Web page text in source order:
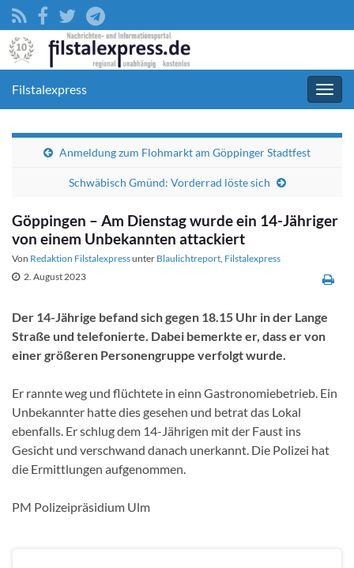
Filstalexpress
Anmeldung zum Flohmarkt am Göppinger Stadtfest
Schwäbisch Gmünd: Vorderrad löste sich
Göppingen – Am Dienstag wurde ein 14-Jähriger
von einem Unbekannten attackiert
Von Redaktion Filstalexpressunter Blaulichtreport, Filstalexpress
2. August 2023
Der 14-Jährige befand sich gegen 18.15 Uhr in der Lange
Straße und telefonierte. Dabei bemerkte er, dass er von
einer größeren Personengruppe verfolgt wurde.
Er rannte weg und flüchtete in einn Gastronomiebetrieb. Ein
Unbekannter hatte dies gesehen und betrat das Lokal
ebenfalls. Er schlug dem 14-Jährigen mit der Faust ins
Gesicht und verschwand danach unerkannt. Die Polizei hat
die Ermittlungen aufgenommen.
PM Polizeipräsidium Ulm